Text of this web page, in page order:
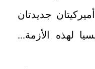
جديدتان
لهذه الأزمة...